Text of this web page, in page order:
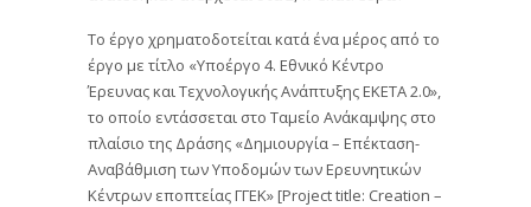
Το έργο χρηματοδοτείται κατά ένα μέρος από το
έργο με τίτλο «Υποέργο 4. Εθνικό Κέντρο
Έρευνας και Τεχνολογικής Ανάπτυξης ΕΚΕΤΑ 2.0»,
το οποίο εντάσσεται στο Ταμείο Ανάκαμψης στο
πλαίσιο της Δράσης «Δημιουργία – Επέκταση-
Αναβάθμιση των Υποδομών των Ερευνητικών
Κέντρων εποπτείας ΓΓΕΚ» [Project title: Creation –